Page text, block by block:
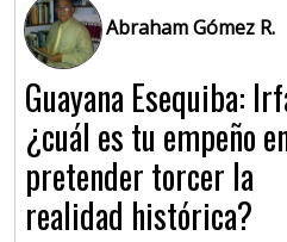
Abraham Gómez R.
Guayana Esequiba:
¿cuál es tu empeño
pretender torcer la
realidad histórica?